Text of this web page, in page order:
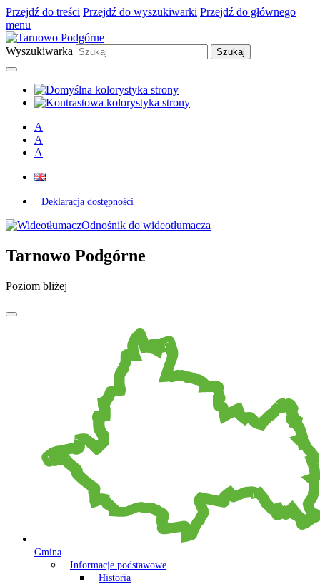
Przejdź do treści Przejdź do wyszukiwarki Przejdź do głównego
menu
Wyszukiwarka
A
A
A
Deklaracja dostępności
Odnośnik do wideotłumacza
Tarnowo Podgórne
Poziom bliżej
Gmina
Informacje podstawowe
Historia